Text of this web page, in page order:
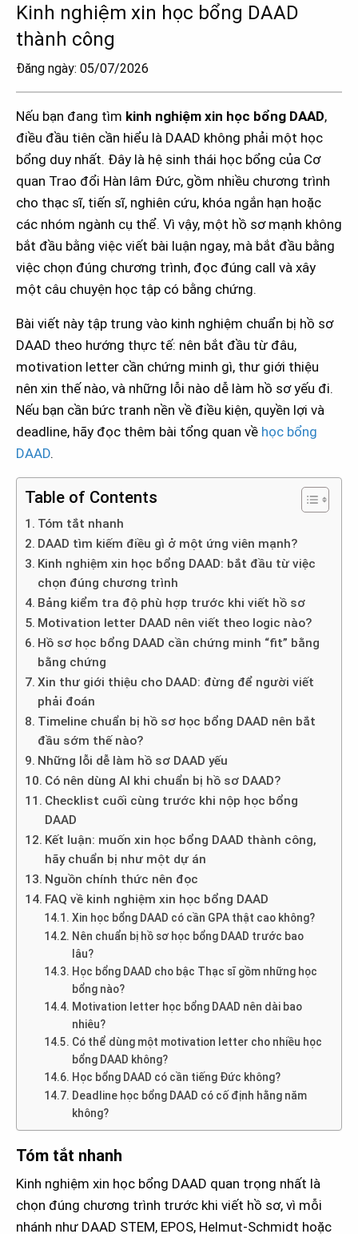
Kinh nghiệm xin học bổng DAAD
thành công
Đăng ngày: 05/07/2026
Nếu bạn đang tìm kinh nghiệm xin học bổng DAAD,
điều đầu tiên cần hiểu là DAAD không phải một học
bổng duy nhất. Đây là hệ sinh thái học bổng của Cơ
quan Trao đổi Hàn lâm Đức, gồm nhiều chương trình
cho thạc sĩ, tiến sĩ, nghiên cứu, khóa ngắn hạn hoặc
các nhóm ngành cụ thể. Vì vậy, một hồ sơ mạnh không
bắt đầu bằng việc viết bài luận ngay, mà bắt đầu bằng
việc chọn đúng chương trình, đọc đúng call và xây
một câu chuyện học tập có bằng chứng.
Bài viết này tập trung vào kinh nghiệm chuẩn bị hồ sơ
DAAD theo hướng thực tế: nên bắt đầu từ đâu,
motivation letter cần chứng minh gì, thư giới thiệu
nên xin thế nào, và những lỗi nào dễ làm hồ sơ yếu đi.
Nếu bạn cần bức tranh nền về điều kiện, quyền lợi và
deadline, hãy đọc thêm bài tổng quan về học bổng
DAAD.
Table of Contents
Tóm tắt nhanh
DAAD tìm kiếm điều gì ở một ứng viên mạnh?
Kinh nghiệm xin học bổng DAAD: bắt đầu từ việc
chọn đúng chương trình
Bảng kiểm tra độ phù hợp trước khi viết hồ sơ
Motivation letter DAAD nên viết theo logic nào?
Hồ sơ học bổng DAAD cần chứng minh “fit” bằng
bằng chứng
Xin thư giới thiệu cho DAAD: đừng để người viết
phải đoán
Timeline chuẩn bị hồ sơ học bổng DAAD nên bắt
đầu sớm thế nào?
Những lỗi dễ làm hồ sơ DAAD yếu
Có nên dùng AI khi chuẩn bị hồ sơ DAAD?
Checklist cuối cùng trước khi nộp học bổng
DAAD
Kết luận: muốn xin học bổng DAAD thành công,
hãy chuẩn bị như một dự án
Nguồn chính thức nên đọc
FAQ về kinh nghiệm xin học bổng DAAD
Xin học bổng DAAD có cần GPA thật cao không?
Nên chuẩn bị hồ sơ học bổng DAAD trước bao
lâu?
Học bổng DAAD cho bậc Thạc sĩ gồm những học
bổng nào?
Motivation letter học bổng DAAD nên dài bao
nhiêu?
Có thể dùng một motivation letter cho nhiều học
bổng DAAD không?
Học bổng DAAD có cần tiếng Đức không?
Deadline học bổng DAAD có cố định hằng năm
không?
Tóm tắt nhanh
Kinh nghiệm xin học bổng DAAD quan trọng nhất là
chọn đúng chương trình trước khi viết hồ sơ, vì mỗi
nhánh như DAAD STEM, EPOS, Helmut-Schmidt hoặc